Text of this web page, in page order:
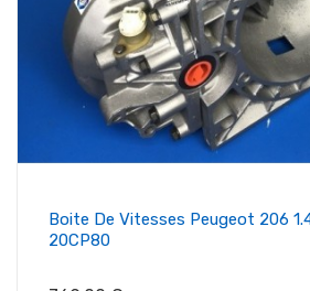
Boite De Vitesses Peugeot 206
20CP80